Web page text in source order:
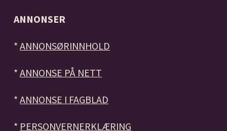
ANNONSER
*ANNONSØRINNHOLD
*ANNONSE PÅ NETT
*ANNONSE I FAGBLAD
* PERSONVERNERKLÆRING